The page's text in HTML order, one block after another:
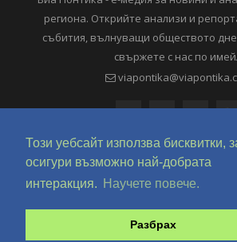
Този уебсайт използва бисквитки,
осигури възможно най-добрата
интеракция.
Научете повече.
Разбрах
региона. Открийте анализи и
събития, вълнуващи обществото
свържете с нас по
Copyright © 2018-2024 ViaPontika.com.
Development @ OverHertz